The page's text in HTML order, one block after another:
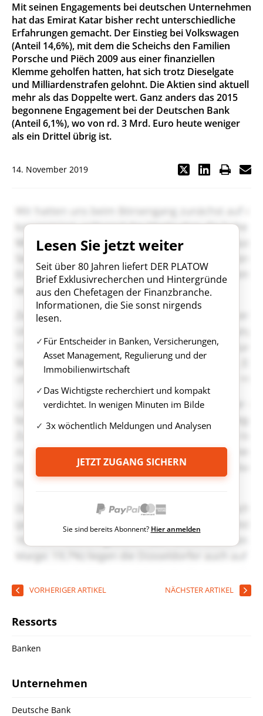
Mit seinen Engagements bei deutschen Unternehmen
hat das Emirat Katar bisher recht unterschiedliche
Erfahrungen gemacht. Der Einstieg bei Volkswagen
(Anteil 14,6%), mit dem die Scheichs den Familien
Porsche und Piëch 2009 aus einer finanziellen
Klemme geholfen hatten, hat sich trotz Dieselgate
und Milliardenstrafen gelohnt. Die Aktien sind aktuell
mehr als das Doppelte wert. Ganz anders das 2015
begonnene Engagement bei der Deutschen Bank
(Anteil 6,1%), wo von rd. 3 Mrd. Euro heute weniger
als ein Drittel übrig ist.
14. November 2019
Lesen Sie jetzt weiter
Seit über 80 Jahren liefert DER PLATOW
Brief Exklusivrecherchen und Hintergründe
aus den Chefetagen der Finanzbranche.
Informationen, die Sie sonst nirgends
lesen.
Für Entscheider in Banken, Versicherungen,
Asset Management, Regulierung und der
Immobilienwirtschaft
Das Wichtigste recherchiert und kompakt
verdichtet. In wenigen Minuten im Bilde
3x wöchentlich Meldungen und Analysen
JETZT ZUGANG SICHERN
Sie sind bereits Abonnent? Hier anmelden
VORHERIGER ARTIKEL NÄCHSTER ARTIKEL
Ressorts
Banken
Unternehmen
Deutsche Bank